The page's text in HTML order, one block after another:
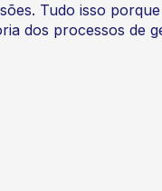
Tudo isso
dos processos de